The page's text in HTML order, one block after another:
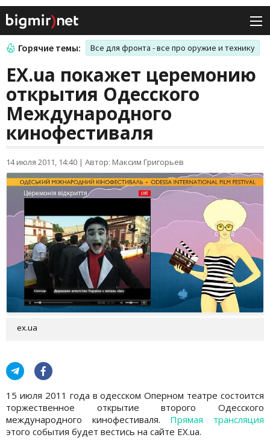
Горячие темы: Все для фронта - все про оружие и технику
EX.ua покажет церемонию
открытия Одесского
Международного
кинофестиваля
14 июля 2011, 14:40 | Автор: Максим Григорьев
ex.ua
15 июля 2011 года в одесском Оперном театре состоится
торжественное открытие второго Одесского
международного кинофестиваля. Прямая трансляция
этого события будет вестись на сайте EX.ua.